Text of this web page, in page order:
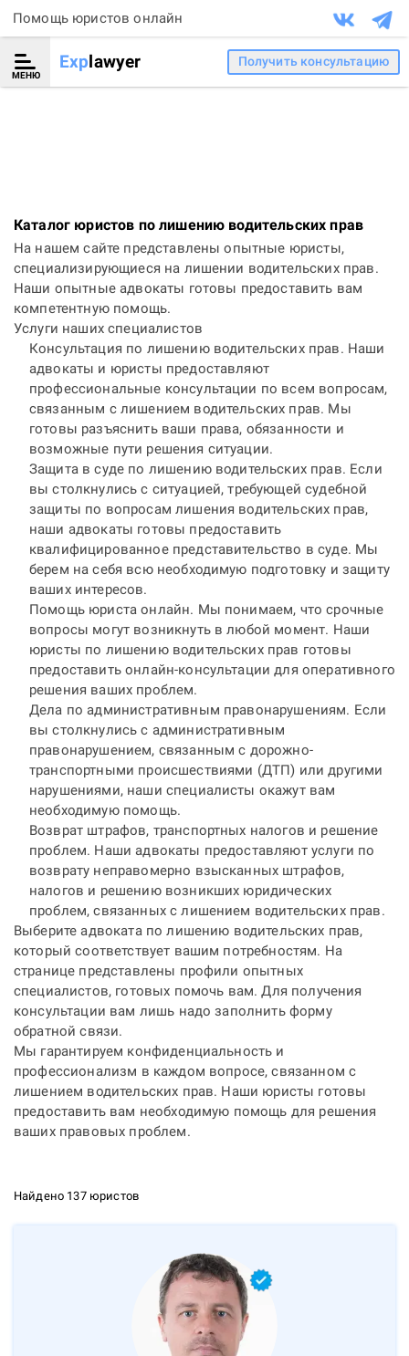
Помощь юристов онлайн
МЕНЮ
Explawyer Получить консультацию
Каталог юристов по лишению водительских прав
На нашем сайте представлены опытные юристы,
специализирующиеся на лишении водительских прав.
Наши опытные адвокаты готовы предоставить вам
компетентную помощь.
Услуги наших специалистов
Консультация по лишению водительских прав. Наши
адвокаты и юристы предоставляют
профессиональные консультации по всем вопросам,
связанным с лишением водительских прав. Мы
готовы разъяснить ваши права, обязанности и
возможные пути решения ситуации.
Защита в суде по лишению водительских прав. Если
вы столкнулись с ситуацией, требующей судебной
защиты по вопросам лишения водительских прав,
наши адвокаты готовы предоставить
квалифицированное представительство в суде. Мы
берем на себя всю необходимую подготовку и защиту
ваших интересов.
Помощь юриста онлайн. Мы понимаем, что срочные
вопросы могут возникнуть в любой момент. Наши
юристы по лишению водительских прав готовы
предоставить онлайн-консультации для оперативного
решения ваших проблем.
Дела по административным правонарушениям. Если
вы столкнулись с административным
правонарушением, связанным с дорожно-
транспортными происшествиями (ДТП) или другими
нарушениями, наши специалисты окажут вам
необходимую помощь.
Возврат штрафов, транспортных налогов и решение
проблем. Наши адвокаты предоставляют услуги по
возврату неправомерно взысканных штрафов,
налогов и решению возникших юридических
проблем, связанных с лишением водительских прав.
Выберите адвоката по лишению водительских прав,
который соответствует вашим потребностям. На
странице представлены профили опытных
специалистов, готовых помочь вам. Для получения
консультации вам лишь надо заполнить форму
обратной связи.
Мы гарантируем конфиденциальность и
профессионализм в каждом вопросе, связанном с
лишением водительских прав. Наши юристы готовы
предоставить вам необходимую помощь для решения
ваших правовых проблем.
Найдено 137 юристов